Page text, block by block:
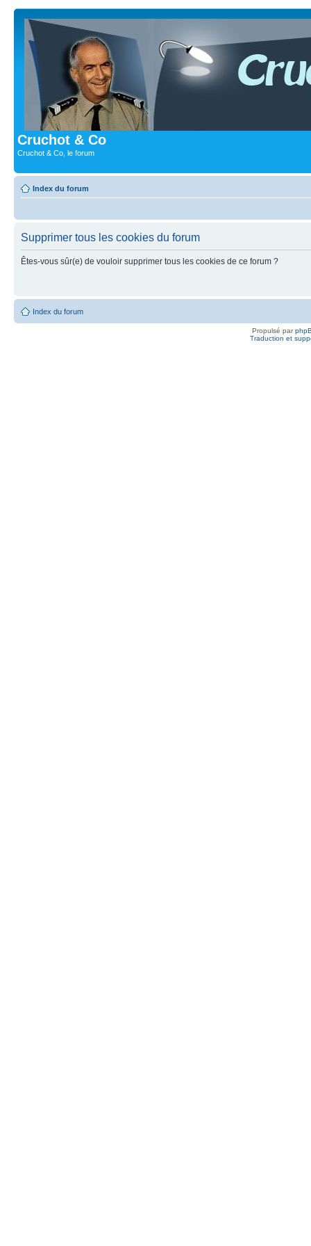
Cruchot & Co
Cruchot & Co, le forum
Index du forum
Supprimer tous les cookies du forum
Êtes-vous sûr(e) de vouloir supprimer tous les cookies de ce forum ?
Index du forum
Propulsé par
Traduction et